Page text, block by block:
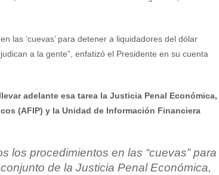
las ‘cuevas’ para detener a liquidadores del dólar
a la gente”, enfatizó el Presidente en su cuenta
adelante esa tarea la Justicia Penal Económica,
(AFIP) y la Unidad de Información Financiera
los procedimientos en las “cuevas” para
de la Justicia Penal Económica,